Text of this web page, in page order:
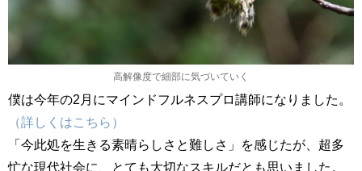
高解像度で細部に気づいていく
僕は今年の2月にマインドフルネスプロ講師になりました。
（詳しくはこちら）
「今此処を生きる素晴らしさと難しさ」を感じたが、超多
忙な現代社会に、とても大切なスキルだとも思いました。